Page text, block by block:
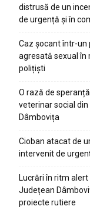
distrusă de un
de urgență și în
Caz șocant într-un
agresată sexual în
polițiști
O rază de
veterinar social
Dâmbovița
Cioban atacat de
intervenit de
Lucrări în ritm alert
Județean
proiecte rutiere